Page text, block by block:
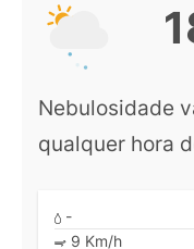
Nebulosidade
qualquer hora
-
9 Km/h